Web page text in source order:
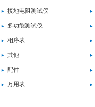
接地电阻测试仪
多功能测试仪
相序表
其他
配件
万用表